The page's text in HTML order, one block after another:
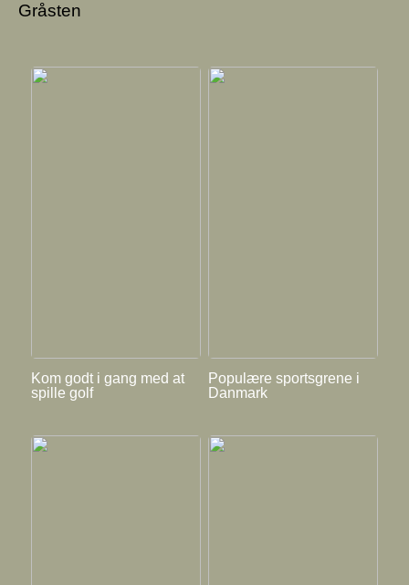
Gråsten
Kom godt i gang med at
spille golf
Populære sportsgrene i
Danmark